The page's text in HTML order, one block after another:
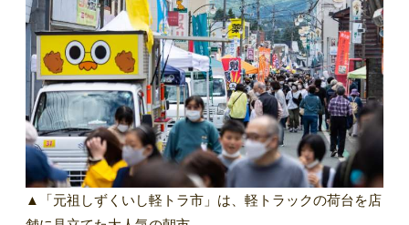
▲「元祖しずくいし軽トラ市」は、軽トラックの荷台を店